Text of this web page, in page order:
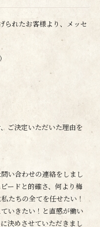
れたお客様より、メッセ
ご決定いただいた理由を
い合わせの連絡をしまし
ードと的確さ、何より梅
たちの全てを任せたい！
いきたい！と直感が働い
決めさせていただきまし